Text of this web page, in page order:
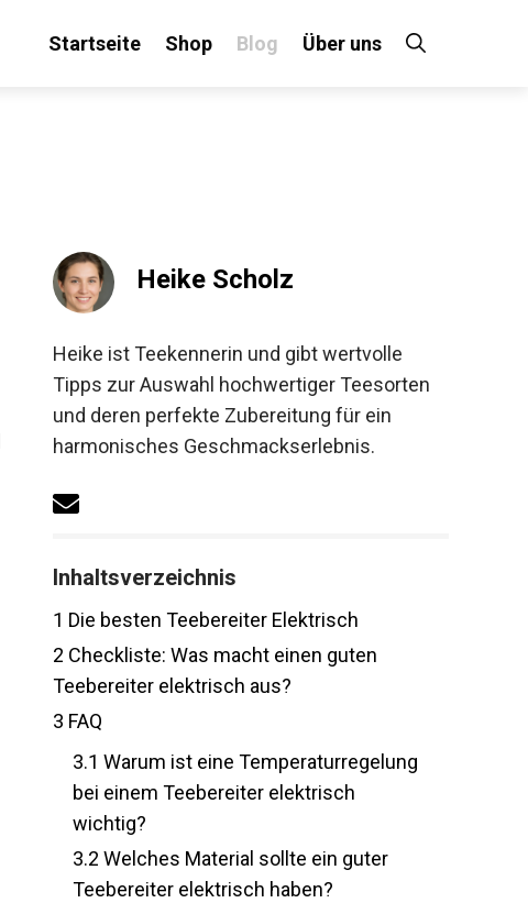
Startseite Shop Blog Über uns
Heike Scholz
Heike ist Teekennerin und gibt wertvolle
Tipps zur Auswahl hochwertiger Teesorten
und deren perfekte Zubereitung für ein
harmonisches Geschmackserlebnis.
Inhaltsverzeichnis
1 Die besten Teebereiter Elektrisch
2 Checkliste: Was macht einen guten
Teebereiter elektrisch aus?
3 FAQ
3.1 Warum ist eine Temperaturregelung
bei einem Teebereiter elektrisch
wichtig?
3.2 Welches Material sollte ein guter
Teebereiter elektrisch haben?